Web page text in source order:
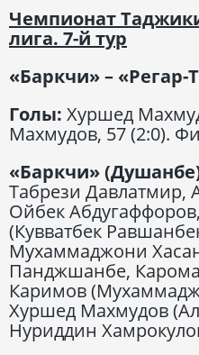
Чемпионат
лига. 7-й тур
«Баркчи» – «Регар-
Голы: Хуршед
Махмудов, 57 (2:0).
«Баркчи»
Табрези Давлатмир,
Ойбек
(Кувватбек
Мухаммаджони
Панджшанбе,
Каримов
Хуршед Махмудов
Нуриддин